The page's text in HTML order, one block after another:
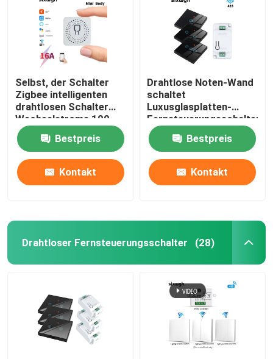
Selbst, der Schalter
Zigbee intelligenten
drahtlosen Schalter
Wechselstroms 100-
240V Homekit erzeugt
Bestpreis
Kontakt
Drahtlose Noten-Wand
schaltet
Luxusglasplatten-
Fernsteuerungsschalter
der Satz-RF433 1gang
Bestpreis
Kontakt
Drahtloser Fernsteuerungsschalter (28)